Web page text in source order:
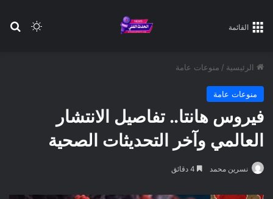
الوضع القائمة
الرئيسية / منوعات عامة
منوعات عامة
فيروس هانتا.. تفاصيل الانتشار
العالمي وآخر التحديثات الصحية
نسرين محمد